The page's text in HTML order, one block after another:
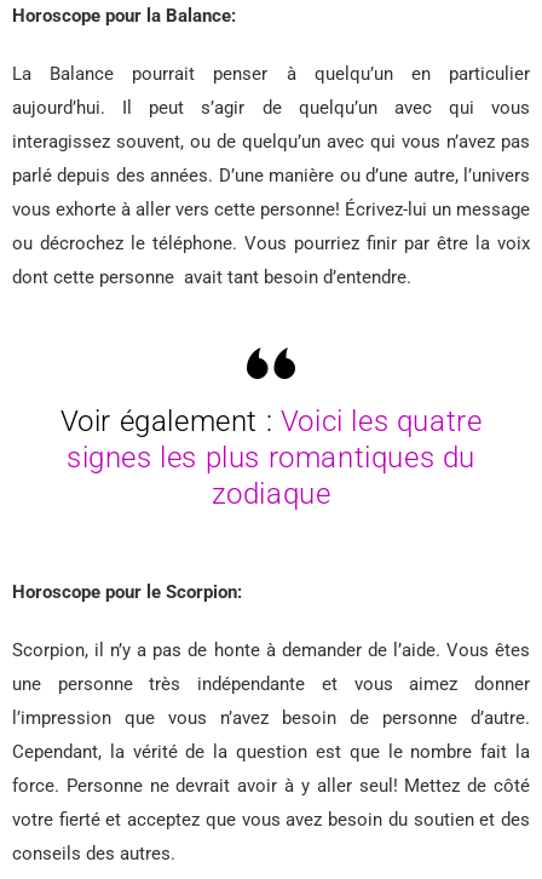
Horoscope pour la Balance:
La Balance pourrait penser à quelqu’un en particulier
aujourd’hui. Il peut s’agir de quelqu’un avec qui vous
interagissez souvent, ou de quelqu’un avec qui vous n’avez pas
parlé depuis des années. D’une manière ou d’une autre, l’univers
vous exhorte à aller vers cette personne! Écrivez-lui un message
ou décrochez le téléphone. Vous pourriez finir par être la voix
dont cette personne avait tant besoin d’entendre.
Voir également : Voici les quatre
signes les plus romantiques du
zodiaque
Horoscope pour le Scorpion:
Scorpion, il n’y a pas de honte à demander de l’aide. Vous êtes
une personne très indépendante et vous aimez donner
l’impression que vous n’avez besoin de personne d’autre.
Cependant, la vérité de la question est que le nombre fait la
force. Personne ne devrait avoir à y aller seul! Mettez de côté
votre fierté et acceptez que vous avez besoin du soutien et des
conseils des autres.